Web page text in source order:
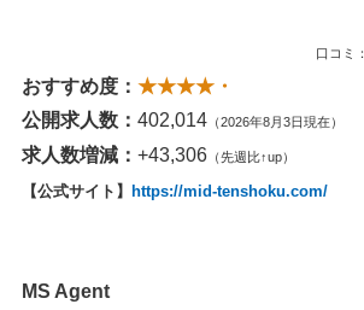
口コミ：
おすすめ度： ★★★★・
公開求人数： 402,014 （2026年8月3日現在）
求人数増減： +43,306 （先週比↑up）
【公式サイト】 https://mid-tenshoku.com/
MS Agent